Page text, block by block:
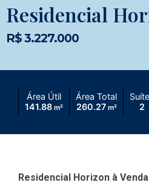
Residencial
R$ 3.227.000
Área Útil
141.88 m²
Área Total
260.27m²
2
Residencial Horizon à Venda